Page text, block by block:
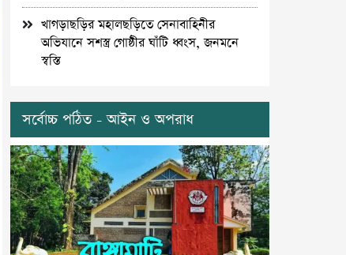
খাগড়াছড়ির মহালছড়িতে সেনাবাহিনীর
অভিযানে সশস্ত্র গোষ্ঠীর ঘাঁটি ধ্বংস, জনমনে
স্বস্তি
সর্বোচ্চ পঠিত - আইন ও অপরাধ